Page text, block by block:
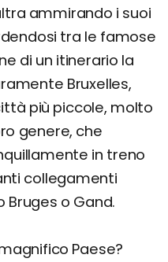
ammirando i suoi
tra le famose
di un itinerario la
Bruxelles,
più piccole, molto
genere, che
in treno
collegamenti
o Gand.
Paese?